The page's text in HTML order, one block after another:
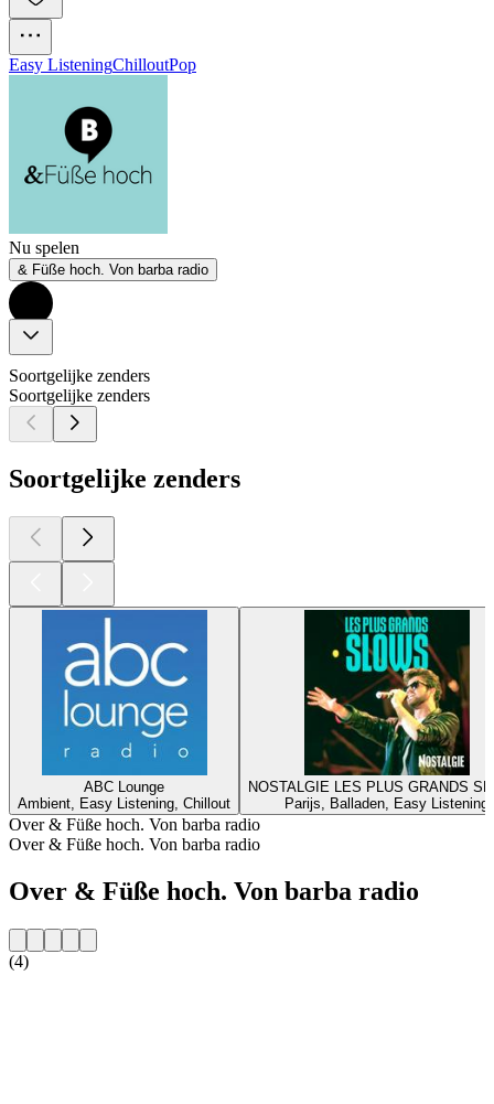
Easy ListeningChilloutPop
Nu spelen
& Füße hoch. Von barba radio
Soortgelijke zenders
Soortgelijke zenders
Soortgelijke zenders
ABC Lounge
Ambient, Easy Listening, Chillout
NOSTALGIE LES PLUS GRANDS
Parijs, Balladen, Easy Listening
Over & Füße hoch. Von barba radio
Over & Füße hoch. Von barba radio
Over & Füße hoch. Von barba radio
(4)